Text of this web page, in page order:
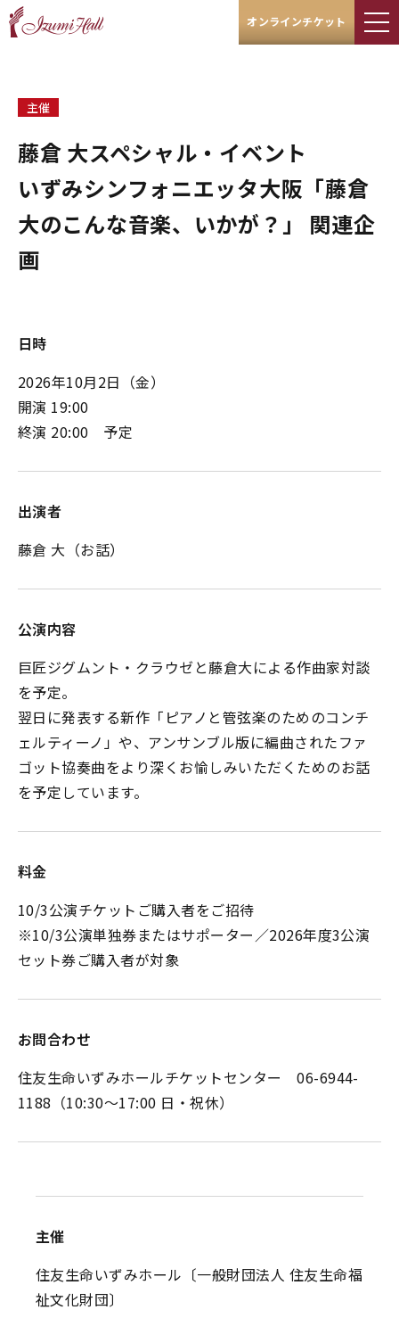
オンラインチケット
主催
藤倉 大スペシャル・イベント
いずみシンフォニエッタ大阪「藤倉
大のこんな音楽、いかが？」 関連企
画
日時
2026年10月2日 （金）
開演 19:00
終演 20:00 予定
出演者
藤倉 大（お話）
公演内容
巨匠ジグムント・クラウゼと藤倉大による作曲家対談
を予定。
翌日に発表する新作「ピアノと管弦楽のためのコンチ
ェルティーノ」や、アンサンブル版に編曲されたファ
ゴット協奏曲をより深くお愉しみいただくためのお話
を予定しています。
料金
10/3公演チケットご購入者をご招待
※10/3公演単独券またはサポーター／2026年度3公演
セット券ご購入者が対象
お問合わせ
住友生命いずみホールチケットセンター 06-6944-
1188（10:30～17:00 日・祝休）
主催
住友生命いずみホール〔一般財団法人 住友生命福
祉文化財団〕